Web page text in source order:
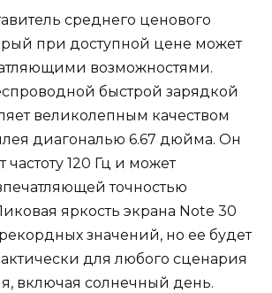
среднего ценового
при доступной цене может
возможностями.
быстрой зарядкой
великолепным качеством
диагональю 6.67 дюйма. Он
120 Гц и может
точностью
яркость экрана Note 30
значений, но ее будет
для любого сценария
включая солнечный день.